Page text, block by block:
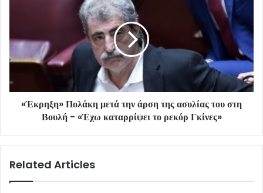
«Έκρηξη» Πολάκη μετά την άρση της ασυλίας του στη
Βουλή - «Έχω καταρρίψει το ρεκόρ Γκίνες»
Related Articles